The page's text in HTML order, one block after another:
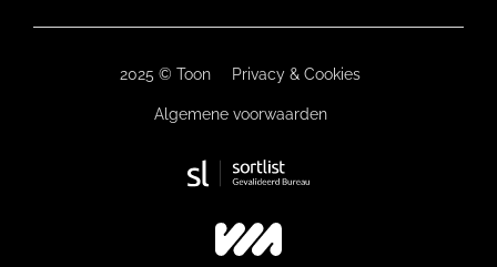
2025 © Toon Privacy & Cookies
Algemene voorwaarden